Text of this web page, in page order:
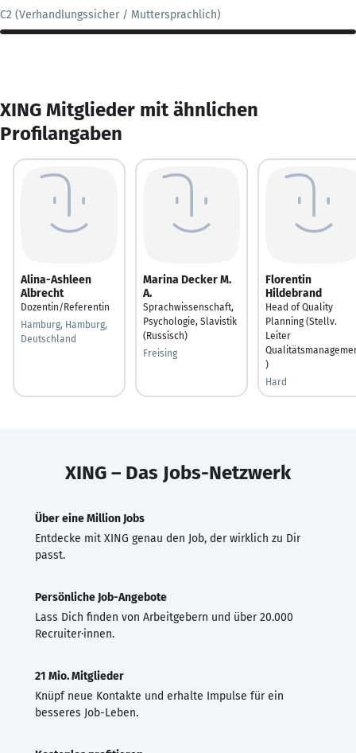
C2 (Verhandlungssicher / Muttersprachlich)
XING Mitglieder mit ähnlichen
Profilangaben
Alina-Ashleen
Albrecht
Dozentin/Referentin
Hamburg, Hamburg,
Deutschland
Marina Decker M.
A.
Sprachwissenschaft,
Psychologie, Slavistik
(Russisch)
Freising
Florentin
Hildebrand
Head of Quality
Planning (Stellv.
Leiter
)
Hard
XING – Das Jobs-Netzwerk
Über eine Million Jobs
Entdecke mit XING genau den Job, der wirklich zu Dir
passt.
Persönliche Job-Angebote
Lass Dich finden von Arbeitgebern und über 20.000
Recruiter·innen.
21 Mio. Mitglieder
Knüpf neue Kontakte und erhalte Impulse für ein
besseres Job-Leben.